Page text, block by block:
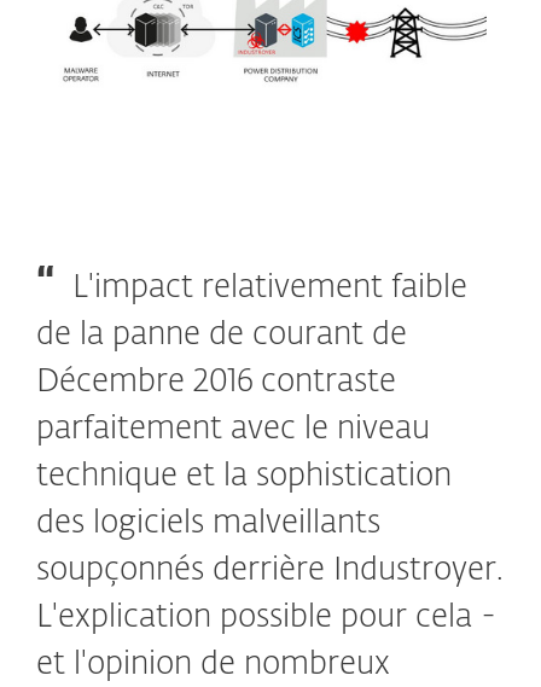
L'impact relativement faible
de la panne de courant de
Décembre 2016 contraste
parfaitement avec le niveau
technique et la sophistication
des logiciels malveillants
soupçonnés derrière Industroyer.
L'explication possible pour cela -
et l'opinion de nombreux